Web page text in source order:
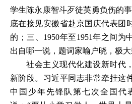
学生陈永康智斗歹徒英勇负伤的
底在接见安徽省赴京国庆代表团
的；三、1950年至1951年之间为
出自哪一说，题词家喻户晓，极大
社会主义现代化建设新时代
新阶段。习近平同志非常牵挂这
中国少年先锋队第七次全国代